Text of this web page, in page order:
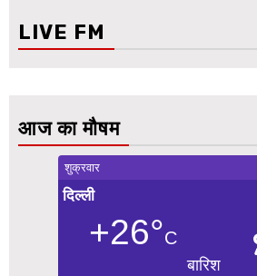
LIVE FM
आज का मौषम
शुक्रवार
दिल्ली
+26°C
बारिश